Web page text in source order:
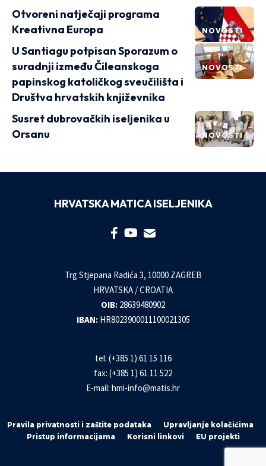
NOVOSTI
Otvoreni natječaji programa
Kreativna Europa
NOVOSTI
U Santiagu potpisan Sporazum o
suradnji između Čileanskoga
papinskog katoličkog sveučilišta i
Društva hrvatskih književnika
NOVOSTI
Susret dubrovačkih iseljenika u
Orsanu
HRVATSKA MATICA ISELJENIKA
Trg Stjepana Radića 3, 10000 ZAGREB
HRVATSKA / CROATIA
OIB: 28639480902
IBAN: HR8023900011100021305
tel: (+385 1) 61 15 116
fax: (+385 1) 61 11 522
E-mail: hmi-info@matis.hr
Pravila privatnosti i zaštite podataka
Upravljanje kolačićima
Pristup informacijama
Korisni linkovi EU projekti